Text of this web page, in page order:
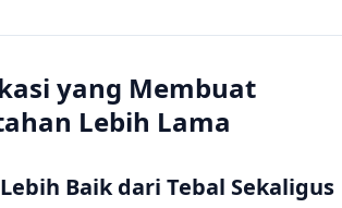
yang Membuat
Lebih Lama
Baik dari Tebal Sekaligus